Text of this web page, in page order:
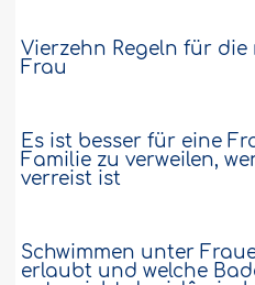
Vierzehn Regeln für
Frau
Es ist besser für eine
Familie zu verweilen,
verreist ist
Schwimmen unter
erlaubt und welche